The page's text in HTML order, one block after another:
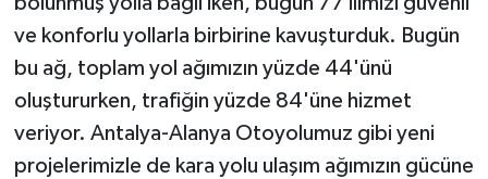
ve konforlu yollarla birbirine kavuşturduk. Bugün
bu ağ, toplam yol ağımızın yüzde 44'ünü
oluştururken, trafiğin yüzde 84'üne hizmet
veriyor. Antalya-Alanya Otoyolumuz gibi yeni
projelerimizle de kara yolu ulaşım ağımızın gücüne